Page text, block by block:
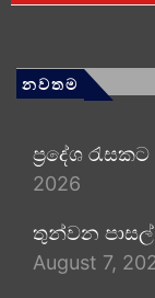
නවතම
ප්‍රදේශ
2026
තුන්වන පාසල්
August 7,